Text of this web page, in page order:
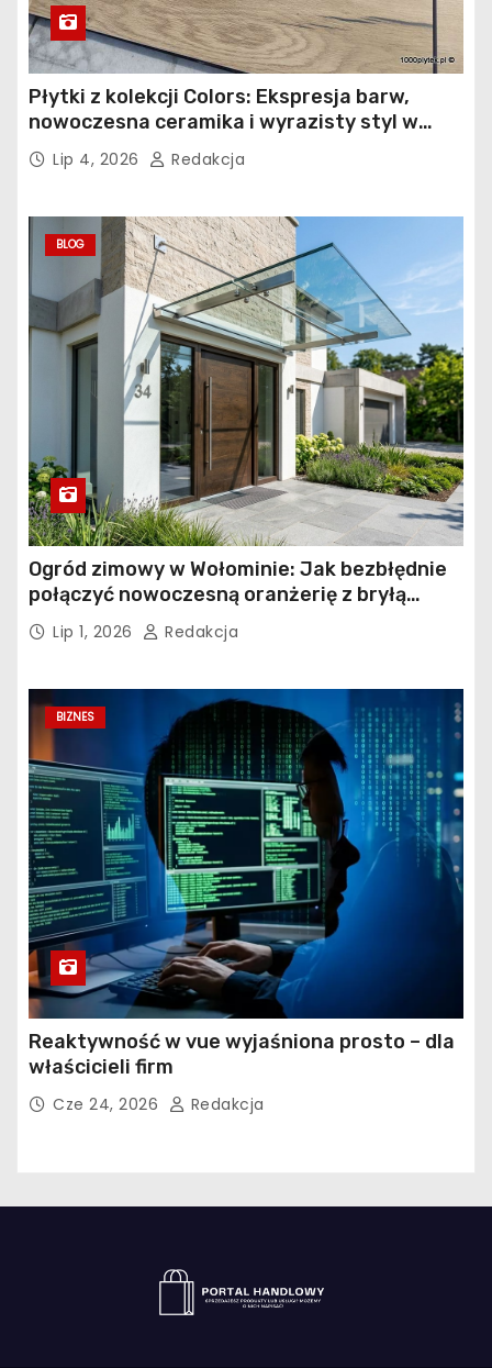
Płytki z kolekcji Colors: Ekspresja barw,
nowoczesna ceramika i wyrazisty styl w
łazience, kuchni i salonie
Lip 4, 2026 Redakcja
BLOG
Ogród zimowy w Wołominie: Jak bezbłędnie
połączyć nowoczesną oranżerię z bryłą
istniejącego budynku?
Lip 1, 2026 Redakcja
BIZNES
Reaktywność w vue wyjaśniona prosto – dla
właścicieli firm
Cze 24, 2026 Redakcja